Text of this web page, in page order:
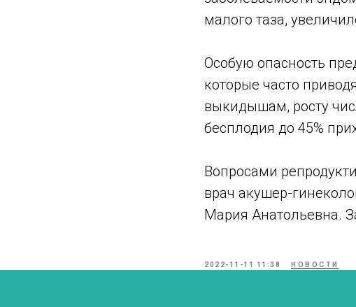
малого таза,
Особую опасность
которые часто
выкидышам, росту
бесплодия до 45%
Вопросами
врач акушер-
Мария Анатольевна.
2022-11-11 11:38 НОВОСТИ